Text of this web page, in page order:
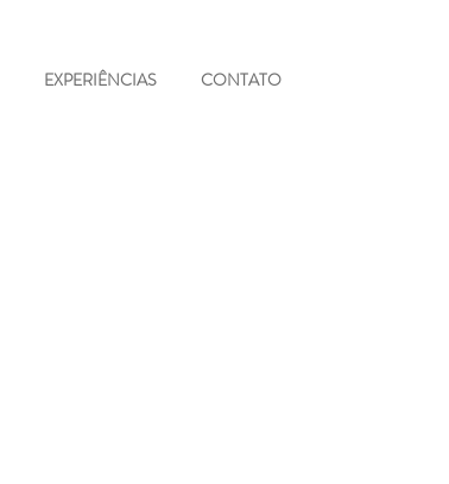
EXPERIÊNCIAS CONTATO